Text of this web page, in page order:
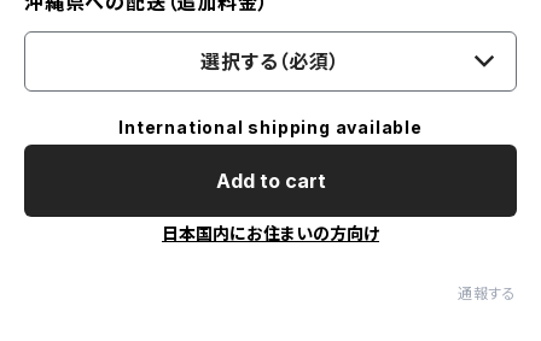
選択する（必須）
International shipping available
Add to cart
日本国内にお住まいの方向け
通報する